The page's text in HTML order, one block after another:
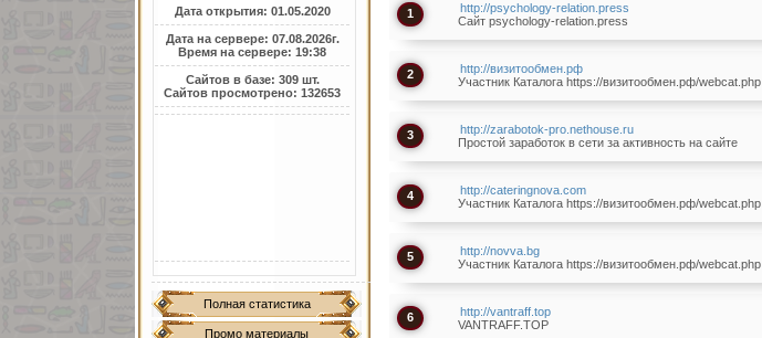
Дата открытия: 01.05.2020
Дата на сервере: 07.08.2026г.
Время на сервере: 19:38
Сайтов в базе: 309 шт.
Сайтов просмотрено: 132653
Полная статистика
Промо материалы
1
http://psychology-relation.press
Сайт psychology-relation.press
2
http://визитообмен.рф
Участник Каталога https://визитообмен.рф/webcat.php
3
http://zarabotok-pro.nethouse.ru
Простой заработок в сети за активность на сайте
4
http://cateringnova.com
Участник Каталога https://визитообмен.рф/webcat.php
5
http://novva.bg
Участник Каталога https://визитообмен.рф/webcat.php
6
http://vantraff.top
VANTRAFF.TOP